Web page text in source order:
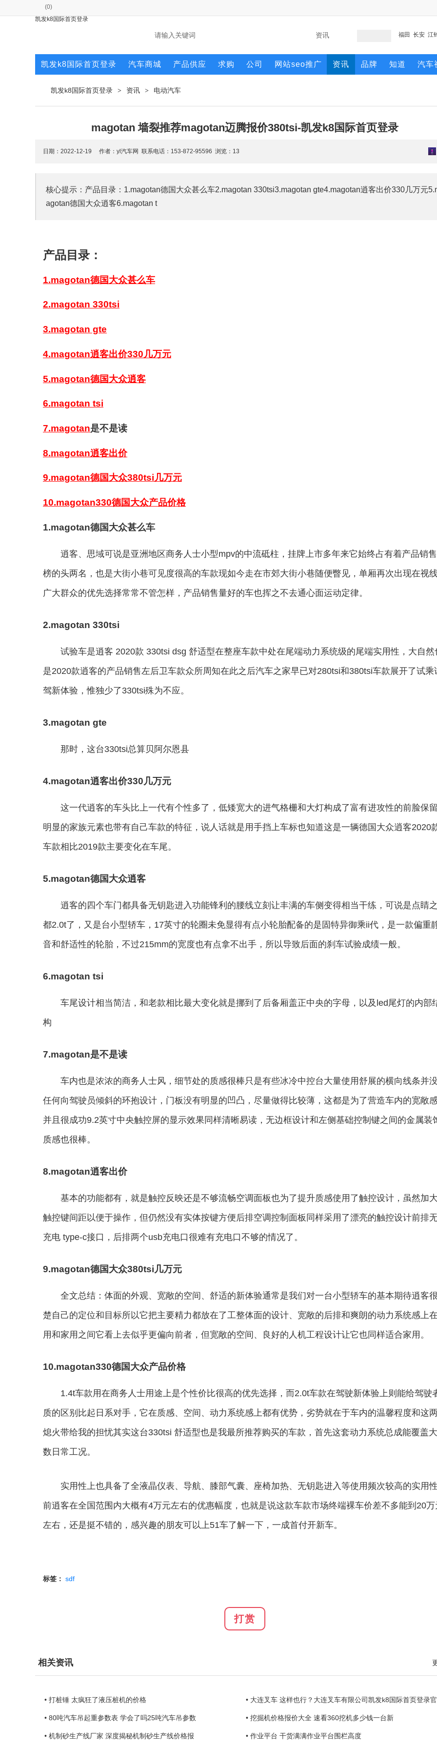
(0)
凯发k8国际首页登录
福田 长安 江
凯发k8国际首页登录 汽车商城 产品供应 求购 公司 网站seo推广 资讯 品牌 知道 汽车
凯发k8国际首页登录 > 资讯 > 电动汽车
magotan 墙裂推荐magotan迈腾报价380tsi-凯发k8国际首页登录
日期：2022-12-19 作者：yl汽车网 联系电话：153-872-95596 浏览： 13
核心提示：产品目录：1.magotan德国大众甚么车2.magotan 330tsi3.magotan gte4.magotan逍客出价330几万元
agotan德国大众逍客6.magotan t
产品目录：
1.magotan德国大众甚么车
2.magotan 330tsi
3.magotan gte
4.magotan逍客出价330几万元
5.magotan德国大众逍客
6.magotan tsi
7.magotan是不是读
8.magotan逍客出价
9.magotan德国大众380tsi几万元
10.magotan330德国大众产品价格
1.magotan德国大众甚么车
逍客、思域可说是亚洲地区商务人士小型mpv的中流砥柱，挂牌上市多年来它始终占有着产品销
榜的头两名，也是大街小巷可见度很高的车款现如今走在市郊大街小巷随便瞥见，单厢再次出现在视
广大群众的优先选择常常不管怎样，产品销售量好的车也挥之不去通心面运动定律。
2.magotan 330tsi
试验车是逍客 2020款 330tsi dsg 舒适型在整座车款中处在尾端动力系统级的尾端实用性，大自然
是2020款逍客的产品销售左后卫车款众所周知在此之后汽车之家早已对280tsi和380tsi车款展开了试乘
驾新体验，惟独少了330tsi殊为不应。
3.magotan gte
那时，这台330tsi总算贝阿尔恩县
4.magotan逍客出价330几万元
这一代逍客的车头比上一代有个性多了，低矮宽大的进气格栅和大灯构成了富有进攻性的前脸保
明显的家族元素也带有自己车款的特征，说人话就是用手挡上车标也知道这是一辆德国大众逍客2020
车款相比2019款主要变化在车尾。
5.magotan德国大众逍客
逍客的四个车门都具备无钥匙进入功能锋利的腰线立刻让丰满的车侧变得相当干练，可说是点睛
都2.0t了，又是台小型轿车，17英寸的轮圈未免显得有点小轮胎配备的是固特异御乘ii代，是一款偏重
音和舒适性的轮胎，不过215mm的宽度也有点拿不出手，所以导致后面的刹车试验成绩一般。
6.magotan tsi
车尾设计相当简洁，和老款相比最大变化就是挪到了后备厢盖正中央的字母，以及led尾灯的内部
构
7.magotan是不是读
车内也是浓浓的商务人士风，细节处的质感很棒只是有些冰冷中控台大量使用舒展的横向线条并
任何向驾驶员倾斜的环抱设计，门板没有明显的凹凸，尽量做得比较薄，这都是为了营造车内的宽敞感
并且很成功9.2英寸中央触控屏的显示效果同样清晰易读，无边框设计和左侧基础控制键之间的金属装
质感也很棒。
8.magotan逍客出价
基本的功能都有，就是触控反映还是不够流畅空调面板也为了提升质感使用了触控设计，虽然加
触控键间距以便于操作，但仍然没有实体按键方便后排空调控制面板同样采用了漂亮的触控设计前排
充电 type-c接口，后排两个usb充电口很难有充电口不够的情况了。
9.magotan德国大众380tsi几万元
全文总结：体面的外观、宽敞的空间、舒适的新体验通常是我们对一台小型轿车的基本期待逍客
楚自己的定位和目标所以它把主要精力都放在了工整体面的设计、宽敞的后排和爽朗的动力系统感上
用和家用之间它看上去似乎更偏向前者，但宽敞的空间、良好的人机工程设计让它也同样适合家用。
10.magotan330德国大众产品价格
1.4t车款用在商务人士用途上是个性价比很高的优先选择，而2.0t车款在驾驶新体验上则能给驾驶
质的区别比起日系对手，它在质感、空间、动力系统感上都有优势，劣势就在于车内的温馨程度和这
熄火带给我的担忧其实这台330tsi 舒适型也是我最所推荐购买的车款，首先这套动力系统总成能覆盖
数日常工况。
实用性上也具备了全液晶仪表、导航、膝部气囊、座椅加热、无钥匙进入等使用频次较高的实用
前逍客在全国范围内大概有4万元左右的优惠幅度，也就是说这款车款市场终端裸车价差不多能到20万
左右，还是挺不错的，感兴趣的朋友可以上51车了解一下，一成首付开新车。
标签： sdf
打赏
相关资讯
• 打桩锤 太疯狂了液压桩机的价格 • 大连叉车 这样也行？大连叉车有限公司凯发k8国际首页登录
• 80吨汽车吊起重参数表 学会了吗25吨汽车吊参数 • 挖掘机价格报价大全 速看360挖机多少钱一台新
• 机制砂生产线厂家 深度揭秘机制砂生产线价格报 • 作业平台 干货满满作业平台围栏高度